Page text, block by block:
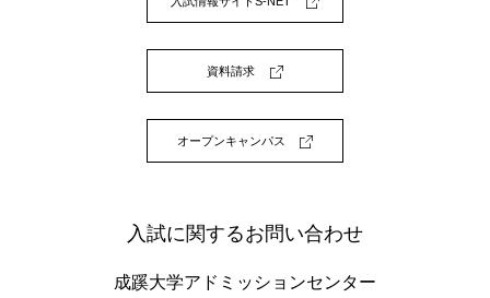
資料請求
オープンキャンパス
入試に関するお問い合わせ
成蹊大学アドミッションセンター